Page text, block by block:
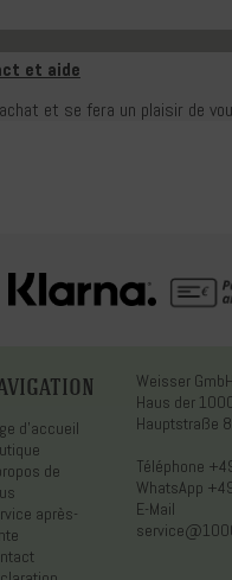
et aide
et se fera un plaisir de
d'accueil
de
après-
Weisser GmbH
Haus der
Hauptstraße
Téléphone
WhatsApp
E-Mail